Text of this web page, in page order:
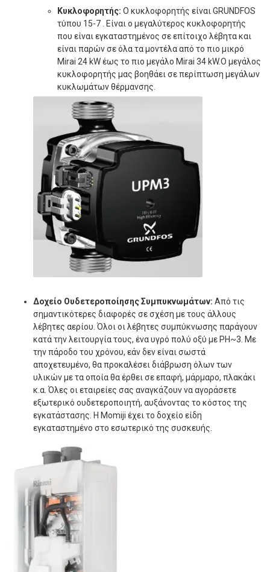
Κυκλοφορητής: Ο κυκλοφορητής είναι GRUNDFOS
τύπου 15-7 . Είναι ο μεγαλύτερος κυκλοφορητής
που είναι εγκαταστημένος σε επίτοιχο λέβητα και
είναι παρών σε όλα τα μοντέλα από το πιο μικρό
Mirai 24 kW έως το πιο μεγάλο Mirai 34 kW.Ο μεγάλος
κυκλοφορητής μας βοηθάει σε περίπτωση μεγάλων
κυκλωμάτων θέρμανσης.
Δοχείο Ουδετεροποίησης Συμπυκνωμάτων: Από τις
σημαντικότερες διαφορές σε σχέση με τους άλλους
λέβητες αερίου. Όλοι οι λέβητες συμπύκνωσης παράγουν
κατά την λειτουργία τους, ένα υγρό πολύ οξύ με PH~3. Με
την πάροδο του χρόνου, εάν δεν είναι σωστά
αποχετευμένο, θα προκαλέσει διάβρωση όλων των
υλικών με τα οποία θα έρθει σε επαφή, μάρμαρο, πλακάκι
κ.α. Όλες οι εταιρείες σας αναγκάζουν να αγοράσετε
εξωτερικό ουδετεροποιητή, αυξάνοντας το κόστος της
εγκατάστασης. Η Momiji έχει το δοχείο είδη
εγκαταστημένο στο εσωτερικό της συσκευής.